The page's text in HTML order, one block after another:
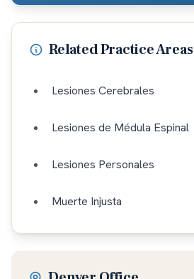
Related Practice Areas
Lesiones Cerebrales
Lesiones de Médula Espinal
Lesiones Personales
Muerte Injusta